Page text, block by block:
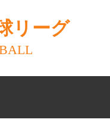
リーグ